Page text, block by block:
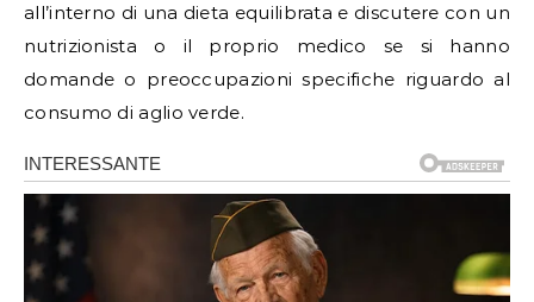
all’interno di una dieta equilibrata e discutere con un
nutrizionista o il proprio medico se si hanno
domande o preoccupazioni specifiche riguardo al
consumo di aglio verde.